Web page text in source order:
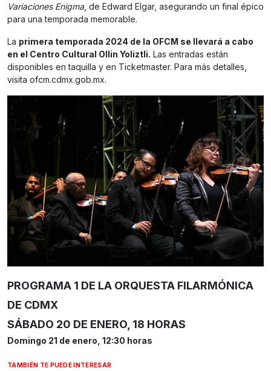
Variaciones Enigma, de Edward Elgar, asegurando un final épico
para una temporada memorable.
La primera temporada 2024 de la OFCM se llevará a cabo
en el Centro Cultural Ollin Yoliztli. Las entradas están
disponibles en taquilla y en Ticketmaster. Para más detalles,
visita ofcm.cdmx.gob.mx.
PROGRAMA 1 DE LA ORQUESTA FILARMÓNICA
DE CDMX
SÁBADO 20 DE ENERO, 18 HORAS
Domingo 21 de enero, 12:30 horas
TAMBIÉN TE PUEDE INTERESAR